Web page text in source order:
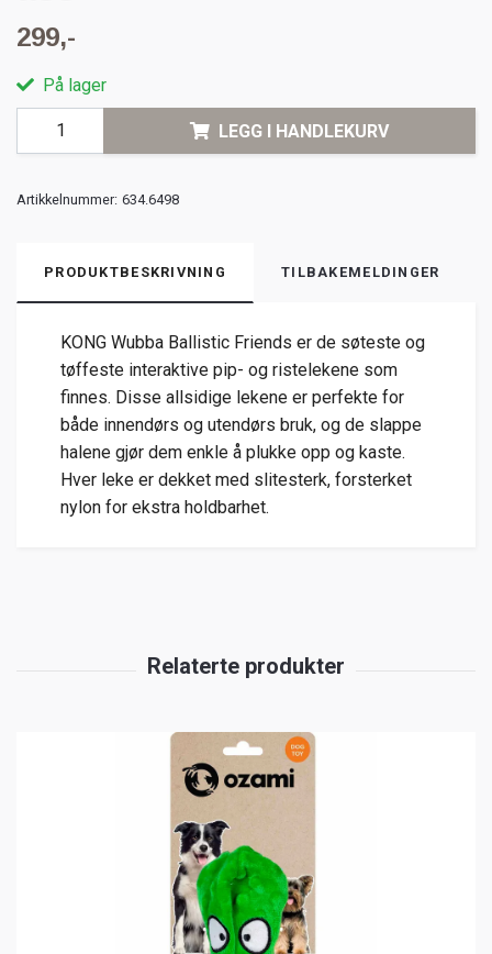
299,-
På lager
LEGG I HANDLEKURV
Artikkelnummer: 634.6498
PRODUKTBESKRIVNING TILBAKEMELDINGER
KONG Wubba Ballistic Friends er de søteste og
tøffeste interaktive pip- og ristelekene som
finnes. Disse allsidige lekene er perfekte for
både innendørs og utendørs bruk, og de slappe
halene gjør dem enkle å plukke opp og kaste.
Hver leke er dekket med slitesterk, forsterket
nylon for ekstra holdbarhet.